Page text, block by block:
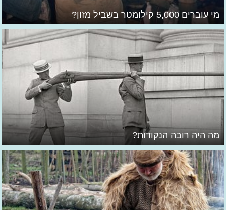
מי עוברים 5,000 קילומטר בשביל מזון?
מה היה רובה הנקודות?